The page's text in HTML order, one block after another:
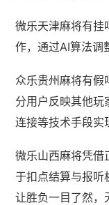
微乐天津麻将有挂
作，通过AI算法调
众乐贵州麻将有假
分用户反映其他玩
连接等技术手段实
微乐山西麻将凭借
于扣点结算与报听
让胜负一目了然，